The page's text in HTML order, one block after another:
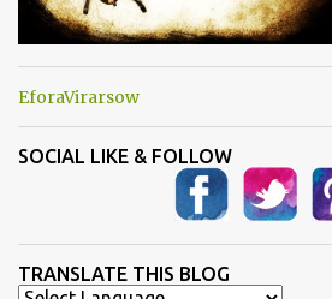
EforaVirarsow
SOCIAL LIKE & FOLLOW
TRANSLATE THIS BLOG